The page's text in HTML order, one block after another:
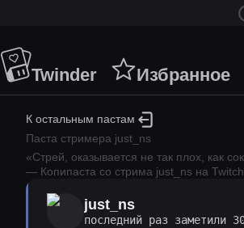
Twinder Избранное
К остальным пастам
Паста стримера just_ns
«Стрей, оказывается не так плох, как
— Копипаста со стрима just_ns на Twitch.
just_ns
последний раз заметили